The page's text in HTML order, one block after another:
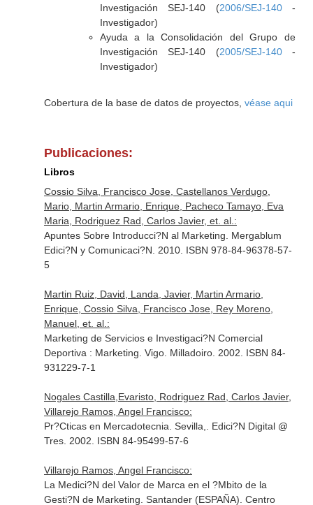
Investigación SEJ-140 (2006/SEJ-140-
Investigador)
Ayuda a la Consolidación del Grupo de
Investigación SEJ-140 (2005/SEJ-140-
Investigador)
Cobertura de la base de datos de proyectos, véase aqui
Publicaciones:
Libros
Cossio Silva, Francisco Jose, Castellanos Verdugo,
Mario, Martin Armario, Enrique, Pacheco Tamayo, Eva
Maria, Rodriguez Rad, Carlos Javier, et. al.:
Apuntes Sobre Introducci?N al Marketing. Mergablum
Edici?N y Comunicaci?N. 2010. ISBN 978-84-96378-57-
5
Martin Ruiz, David, Landa, Javier, Martin Armario,
Enrique, Cossio Silva, Francisco Jose, Rey Moreno,
Manuel, et. al.:
Marketing de Servicios e Investigaci?N Comercial
Deportiva : Marketing. Vigo. Milladoiro. 2002. ISBN 84-
931229-7-1
Nogales Castilla,Evaristo, Rodriguez Rad, Carlos Javier,
Villarejo Ramos, Angel Francisco:
Pr?Cticas en Mercadotecnia. Sevilla,. Edici?N Digital @
Tres. 2002. ISBN 84-95499-57-6
Villarejo Ramos, Angel Francisco:
La Medici?N del Valor de Marca en el ?Mbito de la
Gesti?N de Marketing. Santander (ESPAÑA). Centro